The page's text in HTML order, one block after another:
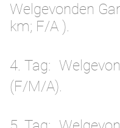
Welgevonden
km; F/A ).
4. Tag
(F/M/A).